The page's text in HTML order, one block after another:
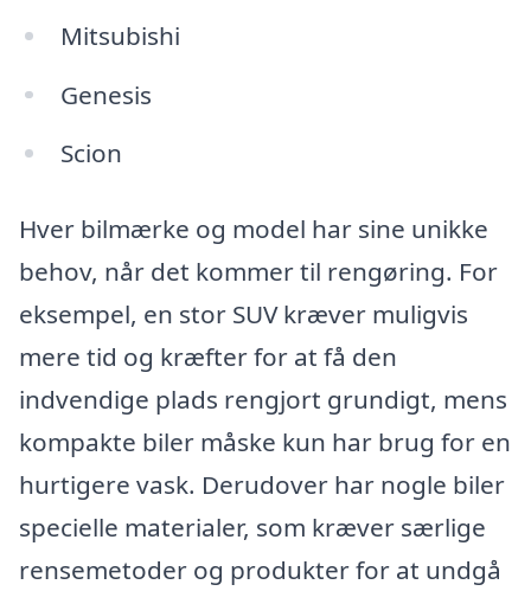
Mitsubishi
Genesis
Scion
Hver bilmærke og model har sine unikke
behov, når det kommer til rengøring. For
eksempel, en stor SUV kræver muligvis
mere tid og kræfter for at få den
indvendige plads rengjort grundigt, mens
kompakte biler måske kun har brug for en
hurtigere vask. Derudover har nogle biler
specielle materialer, som kræver særlige
rensemetoder og produkter for at undgå